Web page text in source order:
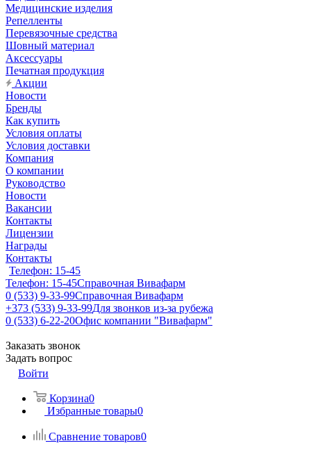
Медицинские изделия
Репелленты
Перевязочные средства
Шовный материал
Аксессуары
Печатная продукция
Акции
Новости
Бренды
Как купить
Условия оплаты
Условия доставки
Компания
О компании
Руководство
Новости
Вакансии
Контакты
Лицензии
Награды
Контакты
Телефон: 15-45
Телефон: 15-45Справочная Вивафарм
0 (533) 9-33-99Справочная Вивафарм
+373 (533) 9-33-99Для звонков из-за рубежа
0 (533) 6-22-20Офис компании "Вивафарм"
Заказать звонок
Задать вопрос
Войти
Корзина0
Избранные товары0
Сравнение товаров0